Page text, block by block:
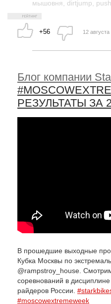
мышовня dirtjump
+56 12
Блог компании
РЕЗУЛЬТАТЫ ЗА
В прошедшие выходные
Кубка Москвы по
@rampstroy_house.
соревнований в
райдеров России.
#moscowextremeweek